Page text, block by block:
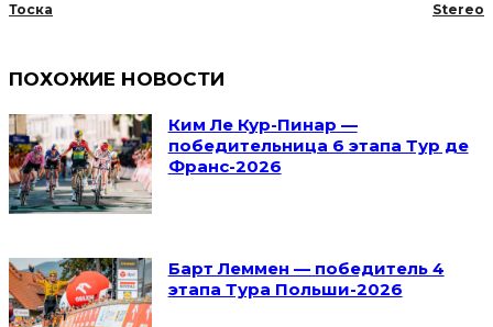
Тоска Stereo
ПОХОЖИЕ НОВОСТИ
Ким Ле Кур-Пинар —
победительница 6 этапа Тур де
Франс-2026
Барт Леммен — победитель 4
этапа Тура Польши-2026